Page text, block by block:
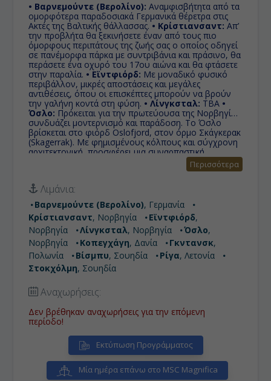
• Βαρνεμούντε (Βερολίνο): Αναμφισβήτητα από τα
ομορφότερα παραδοσιακά Γερμανικά θέρετρα στις
Ακτές της Βαλτικής θάλλασσας.• Κρίστιανσαντ: Απ’
την προβλήτα θα ξεκινήσετε έναν από τους πιο
όμορφους περιπάτους της ζωής σας ο οποίος οδηγεί
σε πανέμορφα πάρκα με συντριβάνια και πράσινο, θα
περάσετε ένα οχυρό του 17ου αιώνα και θα φτάσετε
στην παραλία. • Εϊντφιόρδ: Με μοναδικό φυσικό
περιβάλλον, μικρές αποστάσεις και μεγάλες
αντιθέσεις, όπου οι επισκέπτες μπορούν να βρούν
την γαλήνη κοντά στη φύση. • Λίνγκσταλ: ΤΒΑ •
Όσλο: Πρόκειται για την πρωτεύουσα της Νορβηγίας,
συνδυάζει μοντερνισμό και παράδοση. Το Όσλο
βρίσκεται στο φιόρδ Oslofjord, στον όρμο Σκάγκερακ
(Skagerrak). Με φημισμένους κόλπους και σύγχρονη
αρχιτεκτονική, προσφέρει μια συναρπαστική
σύνθεση φύσης και αστικής κομψότητας.•
Πρωτεύουσα της Δανίας και βρίσκεται
στο ανατολικό άκρο της χώρας. Το μεγαλύτερο τμήμα
της είναι κτισμένο στο νησί Σγιέλαν ενώ ένα
μικρότερο μέρος της βρίσκεται στο νησί Άμαερ.
Γκντανσκ:Η πόλη ήταν η γενέτειρα του κινήματος
της Αλληλεγγύης το οποίο υπό την ηγεσία του Λεχ
Βαλέσα, έπαιξε σημαντικό ρόλο στο να φέρει ένα
τέλος στον κομμουνισμό στην Κεντρική Ευρώπη.
Βίσμπυ:Ένας δημοφιλής προορισμός διακοπών για
τους Σκανδιναβούς,που κατά τη διάρκεια του
καλοκαιριού δέχεται χιλιάδες τουρίστες κάθε χρόνο
για να τους φιλοξενήσει με αγάπη, στο υποβλητικό
μεσαιωνικό της τοπίο.
Λετονίας με το 60% του πληθυσμού να είναι Λετονοί,
ενώ σχεδόν το 30% είναι Ρώσοι. Η Λετονία είναι μία
από τις τρεις βαλτικές χώρες που μετά τον Β'
Παγκόσμιο Πόλεμο προσαρτήθηκαν στην τότε ΕΣΣΔ.
Aπέκτησε την ανεξαρτησία της από την ΕΣΣΔ τον
Αύγουστο του 1991. Την 1η Μαΐου 2004 η χώρα
έγινε μέλος της Ευρωπαϊκής Ένωσης.• Στοκχόλμη:
To όνομά της σημαίνει "πόλη ανάμεσα σε γέφυρες",
με 1,5 εκατ. κατοίκους είναι η μεγαλύτερη πόλη και
Περισσότερα
Λιμάνια:
Βαρνεμούντε (Βερολίνο), Γερμανία
Κρίστιανσαντ, Νορβηγία Εϊντφιόρδ,
Νορβηγία
Λίνγκσταλ, Νορβηγία Όσλο,
Νορβηγία
Κοπεγχάγη, Δανία Γκντανσκ,
Πολωνία
Βίσμπυ, Σουηδία Ρίγα, Λετονία
Στοκχόλμη, Σουηδία
Αναχωρήσεις:
Δεν βρέθηκαν αναχωρήσεις για την επόμενη
περίοδο!
Εκτύπωση Προγράμματος
Μία ημέρα επάνω στο MSC Magnifica